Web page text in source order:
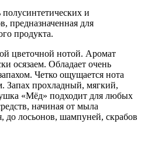
и
предназначенная для
продукта.
цветочной нотой. Аромат
осязаем. Обладает очень
Четко ощущается нота
Запах прохладный, мягкий,
«Мёд» подходит для любых
начиная от мыла
до лосьонов, шампуней, скрабов